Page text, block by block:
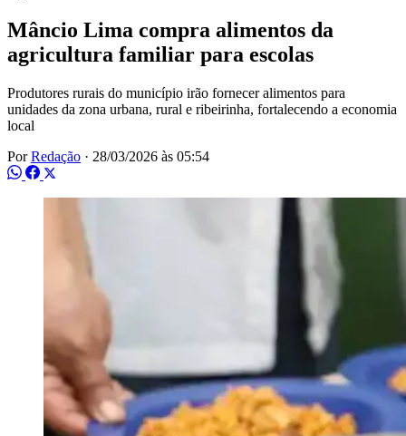
Mâncio Lima compra alimentos da
agricultura familiar para escolas
Produtores rurais do município irão fornecer alimentos para
unidades da zona urbana, rural e ribeirinha, fortalecendo a economia
local
PorRedação · 28/03/2026 às 05:54